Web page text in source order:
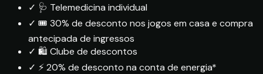
✓ 🩺 Telemedicina individual
✓ 🎟️ 30% de desconto nos jogos em casa e compra
antecipada de ingressos
✓ 🛍️ Clube de descontos
✓ ⚡ 20% de desconto na conta de energia*